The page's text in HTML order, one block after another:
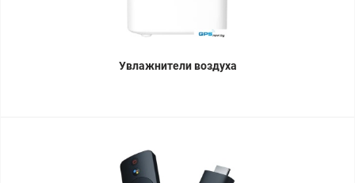
Увлажнители воздуха